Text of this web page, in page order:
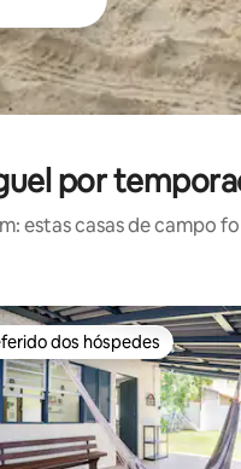
por
estas casas de campo
dos hóspedes
dos hóspedes